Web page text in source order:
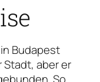
in Budapest
aber er
So